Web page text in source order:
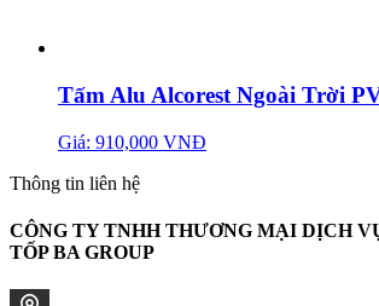
Tấm Alu Alcorest Ngoài Trời
Giá: 910,000 VNĐ
Thông tin liên hệ
CÔNG TY TNHH THƯƠNG MẠI DỊCH
TỐP BA GROUP